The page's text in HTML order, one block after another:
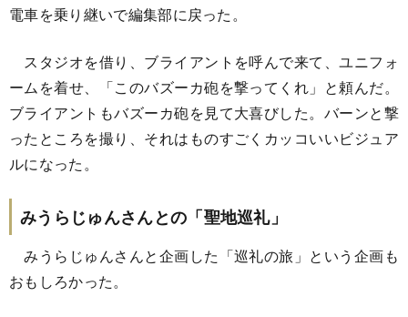
電車を乗り継いで編集部に戻った。
スタジオを借り、ブライアントを呼んで来て、ユニフォ
ームを着せ、「このバズーカ砲を撃ってくれ」と頼んだ。
ブライアントもバズーカ砲を見て大喜びした。バーンと撃
ったところを撮り、それはものすごくカッコいいビジュア
ルになった。
みうらじゅんさんとの「聖地巡礼」
みうらじゅんさんと企画した「巡礼の旅」という企画も
おもしろかった。